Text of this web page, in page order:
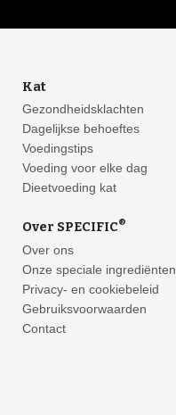
Kat
Gezondheidsklachten
Dagelijkse behoeftes
Voedingstips
Voeding voor elke dag
Dieetvoeding kat
Over SPECIFIC®
Over ons
Onze speciale ingrediënten
Privacy- en cookiebeleid
Gebruiksvoorwaarden
Contact